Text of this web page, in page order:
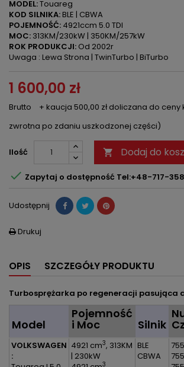
MODEL:Touareg
KOD SILNIKA:BLE | CBWA
POJEMNOŚĆ: 4921ccm 5.0 TDI
MOC: 313KM/230kW | 350KM/257kW
ROK PRODUKCJI: Od 2002r
Uwaga : Lewa Strona | TwinTurbo | BiTurbo
1 600,00 zł
Brutto
+ kaucja 500,00 zł doliczana do
zwrotna po zdaniu uszkodzonej części)
Ilość  Dodaj do
 Zapytaj o dostępność Tel:+48-717-
Udostępnij
 Drukuj
OPIS SZCZEGÓŁY PRODUKTU
Turbosprężarka po regeneracji pasująca
Model
Pojemność
i Moc Silnik
VOLKSWAGEN
:
4921 cm3, 313KM
| 230kW
3
BLE
CBWA